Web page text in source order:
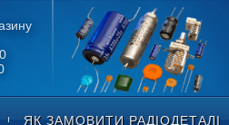
ЯК ЗАМОВИТИ РАДІОДЕТАЛІ